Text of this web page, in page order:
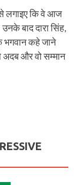
लगाइए कि वे आज
बाद दारा सिंह,
भगवान कहे जाने
और वो सम्मान